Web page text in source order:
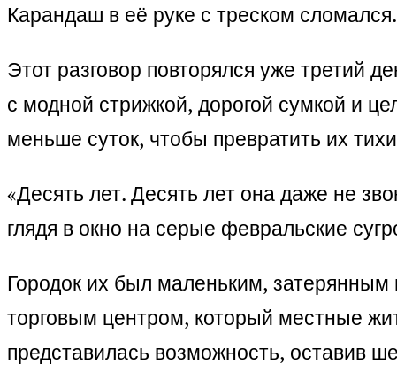
Карандаш в её руке с треском сломался.
Этот разговор повторялся уже третий
с модной стрижкой, дорогой сумкой и
меньше суток, чтобы превратить их
«Десять лет. Десять лет она даже не
глядя в окно на серые февральские
Городок их был маленьким,
торговым центром, который местные
представилась возможность, оставив